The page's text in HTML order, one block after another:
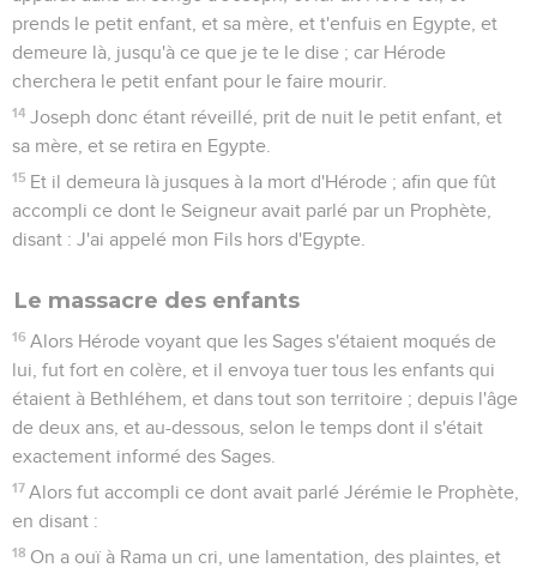
prends le petit enfant, et sa mère, et t'enfuis en Egypte, et
demeure là, jusqu'à ce que je te le dise ; car Hérode
cherchera le petit enfant pour le faire mourir.
14 Joseph donc étant réveillé, prit de nuit le petit enfant, et
sa mère, et se retira en Egypte.
15 Et il demeura là jusques à la mort d'Hérode ; afin que fût
accompli ce dont le Seigneur avait parlé par un Prophète,
disant : J'ai appelé mon Fils hors d'Egypte.
Le massacre des enfants
16 Alors Hérode voyant que les Sages s'étaient moqués de
lui, fut fort en colère, et il envoya tuer tous les enfants qui
étaient à Bethléhem, et dans tout son territoire ; depuis l'âge
de deux ans, et au-dessous, selon le temps dont il s'était
exactement informé des Sages.
17 Alors fut accompli ce dont avait parlé Jérémie le Prophète,
en disant :
18 On a ouï à Rama un cri, une lamentation, des plaintes, et